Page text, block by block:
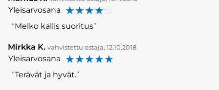
Yleisarvosana ☆☆☆☆
Melko kallis suoritus
Mirkka K. vahvistettu ostaja, 12.10.2018
Yleisarvosana ☆☆☆☆☆
Terävät ja hyvät.